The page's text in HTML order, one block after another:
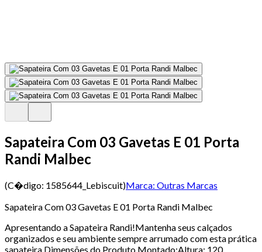
Sapateira Com 03 Gavetas E 01 Porta
Randi Malbec
(C�digo: 1585644_Lebiscuit)Marca: Outras Marcas
Sapateira Com 03 Gavetas E 01 Porta Randi Malbec
Apresentando a Sapateira Randi!Mantenha seus calçados
organizados e seu ambiente sempre arrumado com esta prática
sapateira.Dimensões do Produto Montado:Altura: 120